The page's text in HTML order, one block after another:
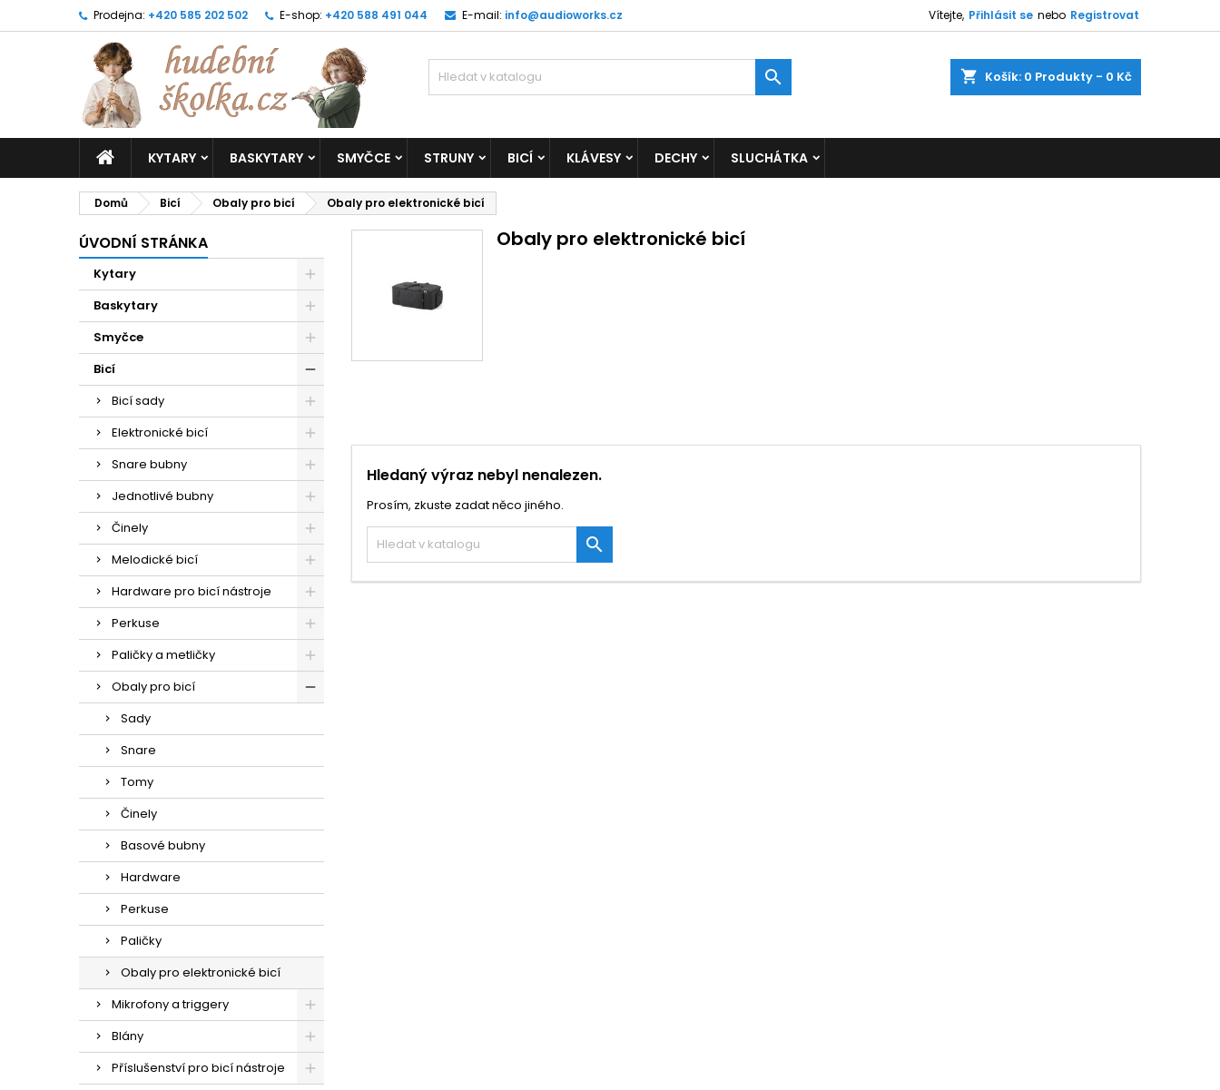
Prodejna: +420 585 202 502 E-shop: +420 588 491 044 E-mail: info@audioworks.cz Vítejte, Přihlásit se nebo Registrovat
shopping_cart Košík: 0 Produkty - 0 Kč

KYTARY BASKYTARY SMYČCE STRUNY BICÍ KLÁVESY DECHY SLUCHÁTKA
Domů Bicí Obaly pro bicí Obaly pro elektronické bicí
ÚVODNÍ STRÁNKA
Kytary
Baskytary
Smyčce
Bicí
Bicí sady
Elektronické bicí
Snare bubny
Jednotlivé bubny
Činely
Melodické bicí
Hardware pro bicí nástroje
Perkuse
Paličky a metličky
Obaly pro bicí
Sady
Snare
Tomy
Činely
Basové bubny
Hardware
Perkuse
Paličky
Obaly pro elektronické bicí
Mikrofony a triggery
Blány
Příslušenství pro bicí nástroje
Obaly pro elektronické bicí
Hledaný výraz nebyl nenalezen.
Prosím, zkuste zadat něco jiného.
